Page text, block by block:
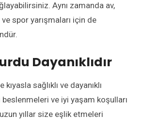
Aynı zamanda av,
spor yarışmaları için de
Dayanıklıdır
sağlıklı ve dayanıklı
ve iyi yaşam koşulları
yıllar size eşlik etmeleri